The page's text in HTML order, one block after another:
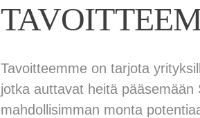
Tavoitteemme on tarjota
jotka auttavat heitä
mahdollisimman monta